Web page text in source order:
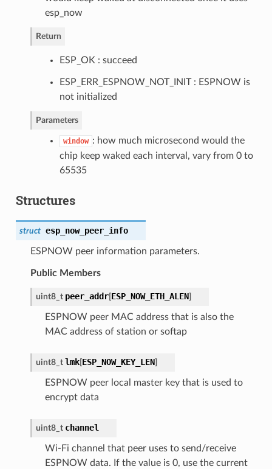
esp_now
Return
ESP_OK : succeed
ESP_ERR_ESPNOW_NOT_INIT : ESPNOW is
not initialized
Parameters
window : how much microsecond would the
chip keep waked each interval, vary from 0 to
65535
Structures
struct esp_now_peer_info
ESPNOW peer information parameters.
Public Members
uint8_t peer_addr[ESP_NOW_ETH_ALEN]
ESPNOW peer MAC address that is also the
MAC address of station or softap
uint8_t lmk[ESP_NOW_KEY_LEN]
ESPNOW peer local master key that is used to
encrypt data
uint8_t channel
Wi-Fi channel that peer uses to send/receive
ESPNOW data. If the value is 0, use the current